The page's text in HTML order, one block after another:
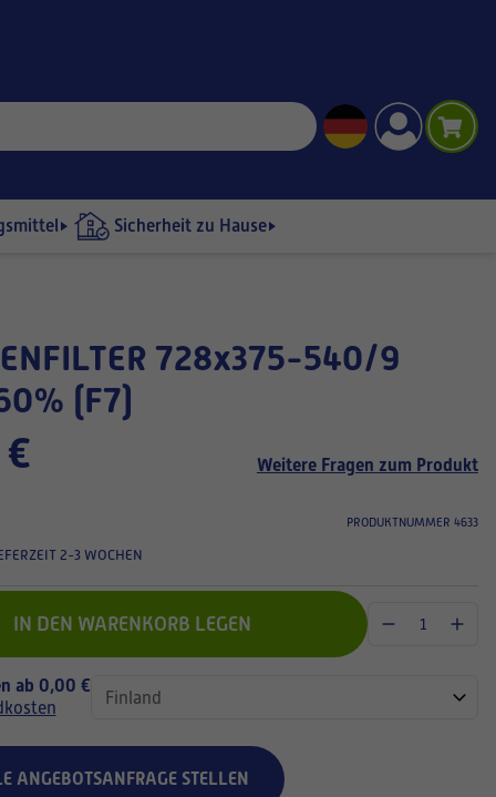
Sicherheit zu Hause
(F7)
Weitere Fragen zum Produkt
PRODUKTNUMMER 4633
2-3 WOCHEN
IN DEN WARENKORB LEGEN
ab 0,00 €
ANGEBOTSANFRAGE STELLEN